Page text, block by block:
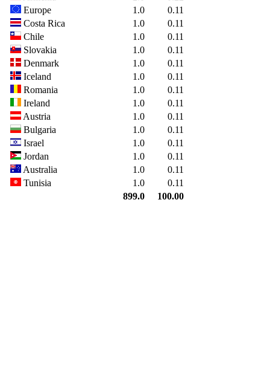
Europe
1.0
0.11
Costa Rica
1.0
0.11
Chile
1.0
0.11
Slovakia
1.0
0.11
Denmark
1.0
0.11
Iceland
1.0
0.11
Romania
1.0
0.11
Ireland
1.0
0.11
Austria
1.0
0.11
Bulgaria
1.0
0.11
Israel
1.0
0.11
Jordan
1.0
0.11
Australia
1.0
0.11
Tunisia
1.0
0.11
899.0
100.00